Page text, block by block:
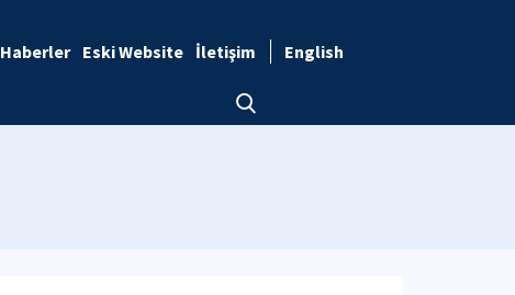
Haberler Eski Website İletişim English